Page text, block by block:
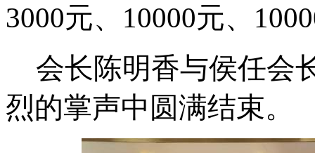
3000元、 10000元、 1
会长陈明香与侯任会
烈的掌声中圆满结束。